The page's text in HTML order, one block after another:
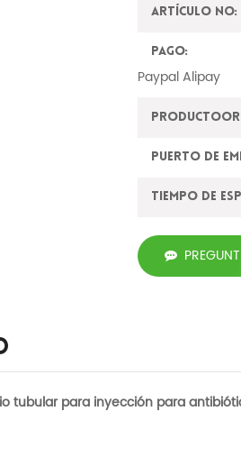
Artículo No:
Pago:
Paypal Alipay
Puerto de
Tiempo de
tubular para inyección para